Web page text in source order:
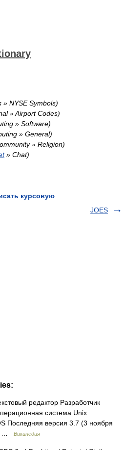
» NYSE Symbols)
» Airport Codes)
» Software)
» General)
» Religion)
» Chat)
курсовую
JOES
редактор Разработчик
система Unix
Последняя версия 3.7 (3 ноября
…
Википедия